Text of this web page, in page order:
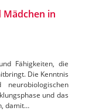
Mädchen in
Fähigkeiten, die
Die Kenntnis
und das
damit…